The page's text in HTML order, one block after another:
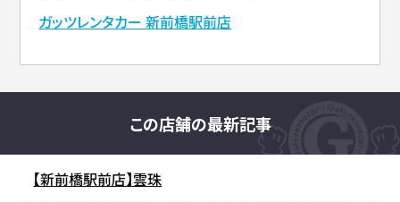
ガッツレンタカー 新前橋駅前店
この店舗の最新記事
【新前橋駅前店】雲珠